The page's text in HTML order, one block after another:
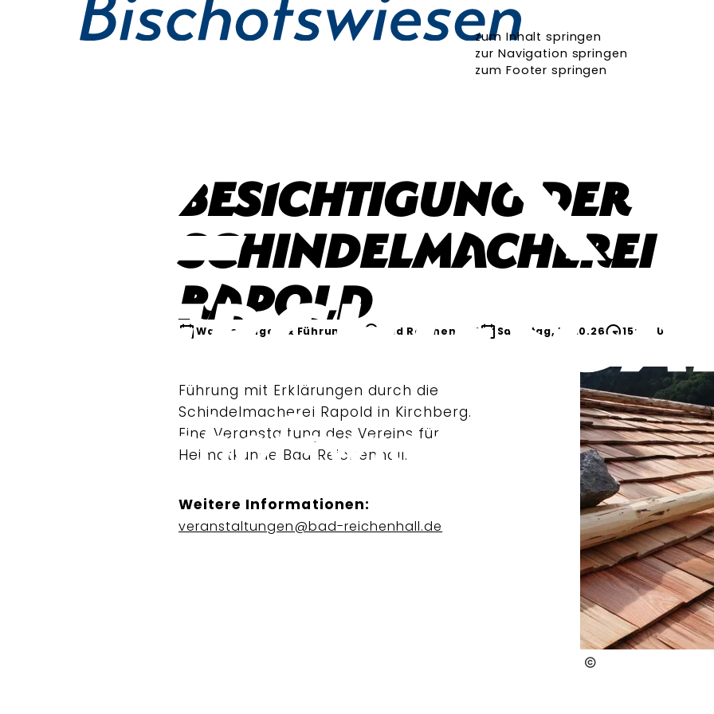
zum Inhalt springen
zur Navigation springen
zum Footer springen
Besichtigung der
Schindelmacherei
Rapold
Wanderungen & Führungen Bad Reichenhall Samstag, 10.10.26 15:00 Uhr
Schindelmacherei
Führung mit Erklärungen durch die
Schindelmacherei Rapold in Kirchberg.
Eine Veranstaltung des Vereins für
Heimatkunde Bad Reichenhall.
Weitere Informationen:
veranstaltungen@bad-reichenhall.de